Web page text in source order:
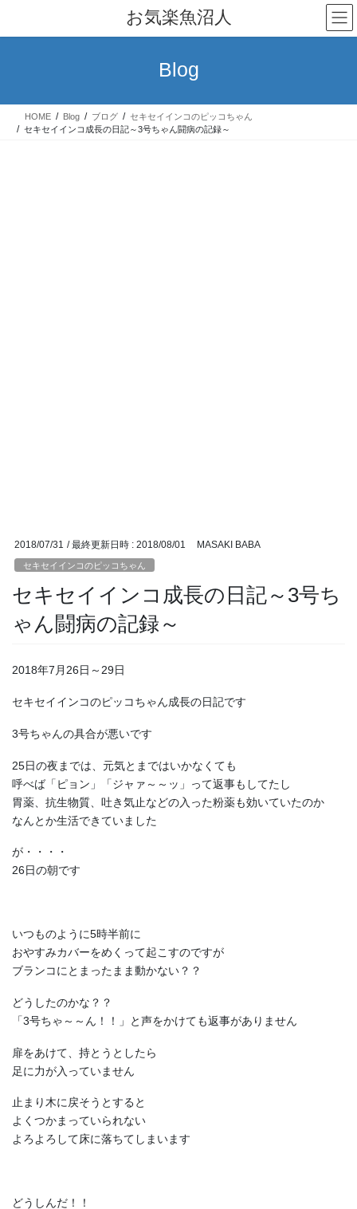
テ
ス
ゲ
ン
お気楽魚沼人
Blog
HOME Blog ブログ
セキセイインコのピッコちゃん
セキセイインコ成長の日記～3号ちゃん闘病の記録～
2018/07/31 / 最終更新日時 : 2018/08/01 MASAKI BABA
セキセイインコのピッコちゃん
セキセイインコ成長の日記～3号ち
ゃん闘病の記録～
2018年7月26日～29日
セキセイインコのピッコちゃん成長の日記です
3号ちゃんの具合が悪いです
25日の夜までは、元気とまではいかなくても
呼べば「ピョン」「ジャァ～～ッ」って返事もしてたし
胃薬、抗生物質、吐き気止などの入った粉薬も効いていたのか
なんとか生活できていました
が・・・・
26日の朝です
いつものように5時半前に
おやすみカバーをめくって起こすのですが
ブランコにとまったまま動かない？？
どうしたのかな？？
「3号ちゃ～～ん！！」と声をかけても返事がありません
扉をあけて、持とうとしたら
足に力が入っていません
止まり木に戻そうとすると
よくつかまっていられない
よろよろして床に落ちてしまいます
どうしんだ！！